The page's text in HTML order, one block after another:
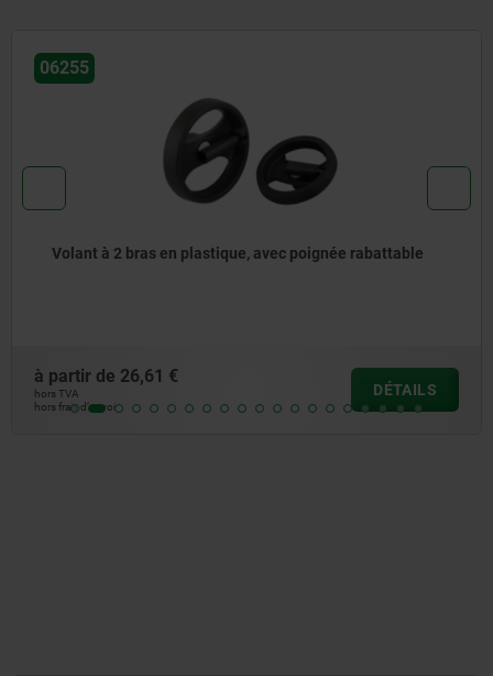
plastique, avec poignée rabattable Volants en
à partir de
hors TVA
hors frais d’envoi